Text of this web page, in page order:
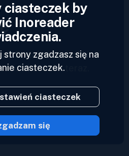
Podaj swój profil i
kanałów teraz.
© Inoreader
ciasteczek by
Inoreader
strony zgadzasz się na
ciasteczek.
ciasteczek
się